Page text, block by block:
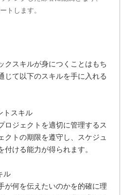
トします。
クスキルが身につくことはもち
じて以下のスキルを手に入れる
トスキル
ロジェクトを適切に管理するス
クトの期限を遵守し、スケジュ
ける能力が得られます。
ル
が何を伝えたいのかを的確に理